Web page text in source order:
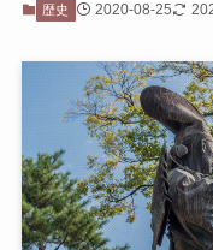
歴史 2020-08-25